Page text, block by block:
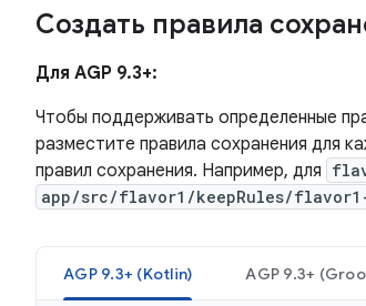
Создать правила
Для AGP 9.3+:
Чтобы поддерживать определенные
разместите правила сохранения для
правил сохранения. Например, для
app/src/flavor1/keepRules/
AGP 9.3+ (Kotlin) AGP 9.3+